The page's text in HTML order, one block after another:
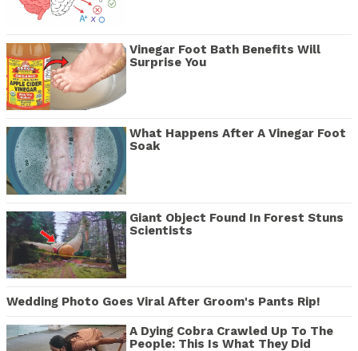
Vinegar Foot Bath Benefits Will
Surprise You
What Happens After A Vinegar Foot
Soak
Giant Object Found In Forest Stuns
Scientists
Wedding Photo Goes Viral After Groom's Pants Rip!
A Dying Cobra Crawled Up To The
People: This Is What They Did